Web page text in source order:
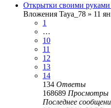
Открытки своими
Вложения Taya_78 » 11
1
…
10
11
12
13
14
134 Ответы
168689 Просмотры
Последнее